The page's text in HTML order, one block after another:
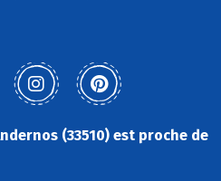
(33510) est proche de